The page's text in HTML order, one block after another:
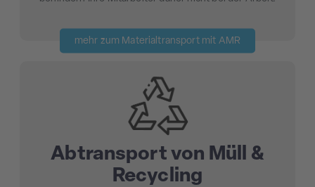
mehr zum Materialtransport mit AMR
Abtransport von Müll &
Recycling